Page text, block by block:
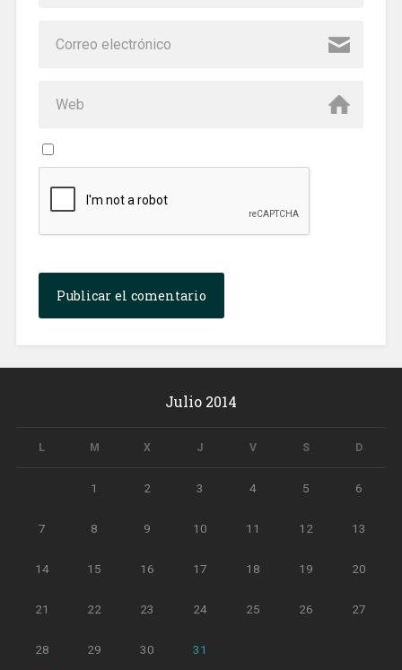
Julio 2014
L M X J V S D
1 2 3 4 5 6
7 8 9 10 11 12 13
14 15 16 17 18 19 20
21 22 23 24 25 26 27
28 29 30 31